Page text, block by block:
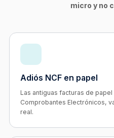
micro y no
Adiós NCF en papel
Las antiguas facturas de
Comprobantes Electrónicos,
real.